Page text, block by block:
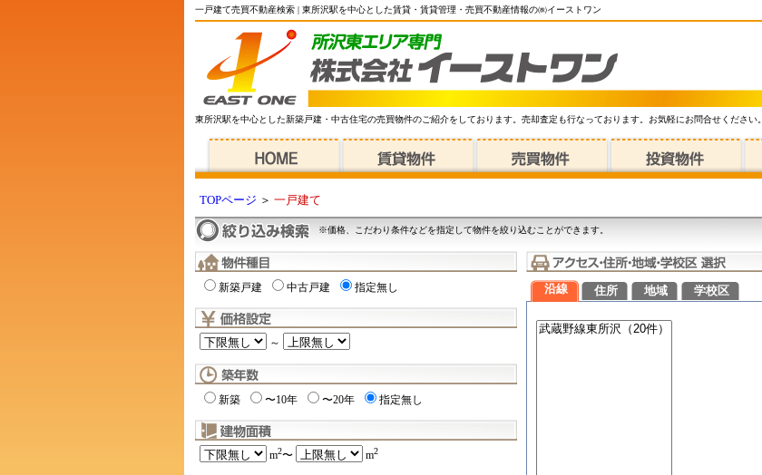
一戸建て売買不動産検索 | 東所沢駅を中心とした賃貸・賃貸管理・売買不動産情報の㈱イーストワン
東所沢駅を中心とした新築戸建・中古住宅の売買物件のご紹介をしております。売却査定も行なっております。お気軽にお問合せください。
TOPページ ＞ 一戸建て
※価格、こだわり条件などを指定して物件を絞り込むことができます。
新築戸建 中古戸建 指定無し
～
新築 〜10年 〜20年 指定無し
m2〜 m2
沿線 住所 地域 学校区